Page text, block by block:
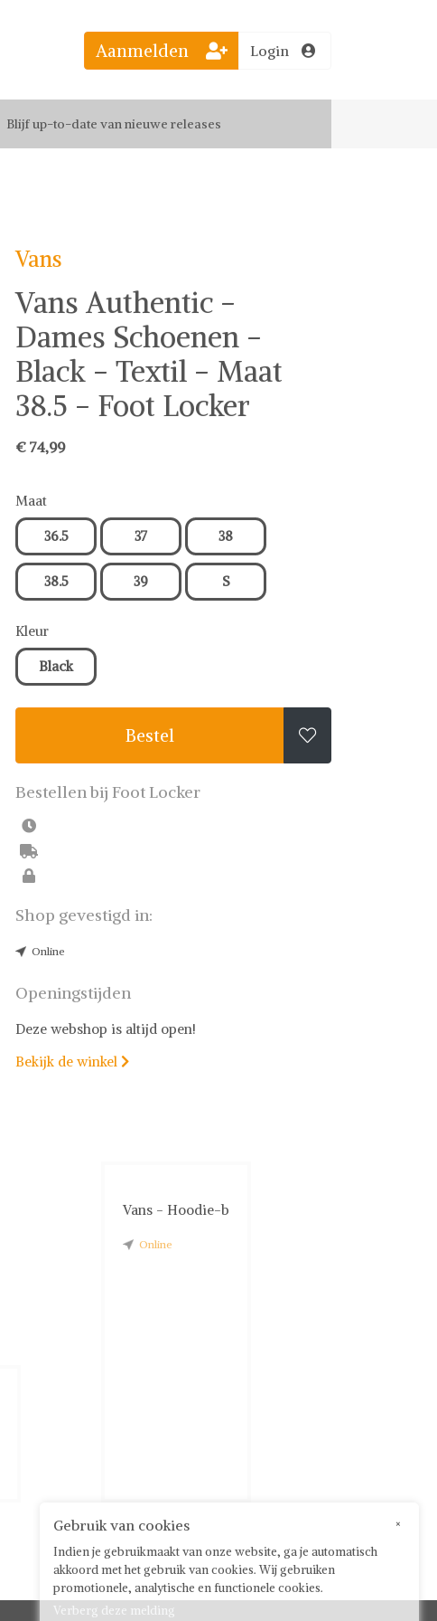
Bestel jouw favoriete looks
Blijf up-to-date van nieuwe releases
Aanmelden Login
Vans
Vans Authentic -
Dames Schoenen -
Black - Textil - Maat
38.5 - Foot Locker
€ 74,99
Maat
36.5 37 38
38.5 39 S
Kleur
Black
Bestel 
Bestellen bij Foot Locker
Shop gevestigd in:
Online
Openingstijden
Deze webshop is altijd open!
Bekijk de winkel 
Vans - Hoodie-b
Online
×
Gebruik van cookies
Indien je gebruikmaakt van onze website, ga je automatisch
akkoord met het gebruik van cookies. Wij gebruiken
promotionele, analytische en functionele cookies.
Verberg deze melding